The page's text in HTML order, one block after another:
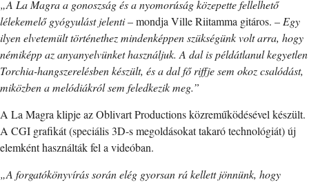
„A La Magra a gonoszság és a nyomorúság közepette fellelhető
lélekemelő gyógyulást jelenti– mondja Ville Riitamma gitáros. – Egy
ilyen elvetemült történethez mindenképpen szükségünk volt arra, hogy
némiképp az anyanyelvünket használjuk. A dal is példátlanul kegyetlen
Torchia-hangszerelésben készült, és a dal fő riffje sem okoz csalódást,
miközben a melódiákról sem feledkezik meg.”
A La Magra klipje az Oblivart Productions közreműködésével készült.
A CGI grafikát (speciális 3D-s megoldásokat takaró technológiát) új
elemként használták fel a videóban.
„A forgatókönyvírás során elég gyorsan rá kellett jönnünk, hogy